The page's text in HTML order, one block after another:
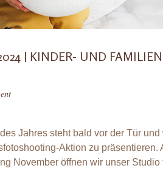
| KINDER- UND
Jahres steht bald vor der Tür
Aktion zu präsentieren.
November öffnen wir unser Studio